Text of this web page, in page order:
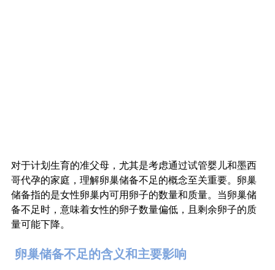
对于计划生育的准父母，尤其是考虑通过试管婴儿和墨西
哥代孕的家庭，理解卵巢储备不足的概念至关重要。卵巢
储备指的是女性卵巢内可用卵子的数量和质量。当卵巢储
备不足时，意味着女性的卵子数量偏低，且剩余卵子的质
量可能下降。
卵巢储备不足的含义和主要影响